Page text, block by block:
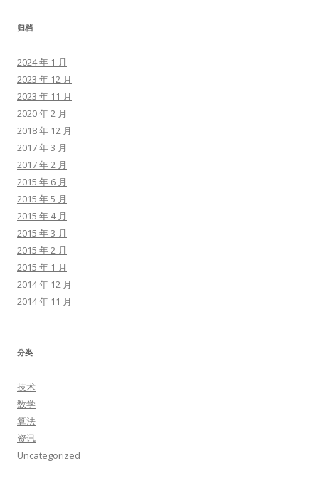
归档
2024 年 1 月
2023 年 12 月
2023 年 11 月
2020 年 2 月
2018 年 12 月
2017 年 3 月
2017 年 2 月
2015 年 6 月
2015 年 5 月
2015 年 4 月
2015 年 3 月
2015 年 2 月
2015 年 1 月
2014 年 12 月
2014 年 11 月
分类
技术
数学
算法
资讯
Uncategorized